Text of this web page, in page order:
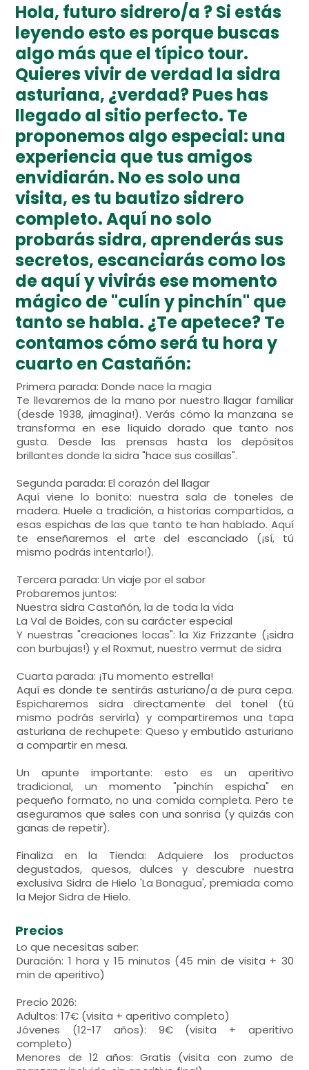
Hola, futuro sidrero/a ? Si estás
leyendo esto es porque buscas
algo más que el típico tour.
Quieres vivir de verdad la sidra
asturiana, ¿verdad? Pues has
llegado al sitio perfecto. Te
proponemos algo especial: una
experiencia que tus amigos
envidiarán. No es solo una
visita, es tu bautizo sidrero
completo. Aquí no solo
probarás sidra, aprenderás sus
secretos, escanciarás como los
de aquí y vivirás ese momento
mágico de "culín y pinchín" que
tanto se habla. ¿Te apetece? Te
contamos cómo será tu hora y
cuarto en Castañón:
Primera parada: Donde nace la magia
Te llevaremos de la mano por nuestro llagar familiar
(desde 1938, ¡imagina!). Verás cómo la manzana se
transforma en ese líquido dorado que tanto nos
gusta. Desde las prensas hasta los depósitos
brillantes donde la sidra "hace sus cosillas".
Segunda parada: El corazón del llagar
Aquí viene lo bonito: nuestra sala de toneles de
madera. Huele a tradición, a historias compartidas, a
esas espichas de las que tanto te han hablado. Aquí
te enseñaremos el arte del escanciado (¡sí, tú
mismo podrás intentarlo!).
Tercera parada: Un viaje por el sabor
Probaremos juntos:
Nuestra sidra Castañón, la de toda la vida
La Val de Boides, con su carácter especial
Y nuestras "creaciones locas": la Xiz Frizzante (¡sidra
con burbujas!) y el Roxmut, nuestro vermut de sidra
Cuarta parada: ¡Tu momento estrella!
Aquí es donde te sentirás asturiano/a de pura cepa.
Espicharemos sidra directamente del tonel (tú
mismo podrás servirla) y compartiremos una tapa
asturiana de rechupete: Queso y embutido asturiano
a compartir en mesa.
Un apunte importante: esto es un aperitivo
tradicional, un momento "pinchín espicha" en
pequeño formato, no una comida completa. Pero te
aseguramos que sales con una sonrisa (y quizás con
ganas de repetir).
Finaliza en la Tienda: Adquiere los productos
degustados, quesos, dulces y descubre nuestra
exclusiva Sidra de Hielo 'La Bonagua', premiada como
la Mejor Sidra de Hielo.
Precios
Lo que necesitas saber:
Duración: 1 hora y 15 minutos (45 min de visita + 30
min de aperitivo)
Precio 2026:
Adultos: 17€ (visita + aperitivo completo)
Jóvenes (12-17 años): 9€ (visita + aperitivo
completo)
Menores de 12 años: Gratis (visita con zumo de